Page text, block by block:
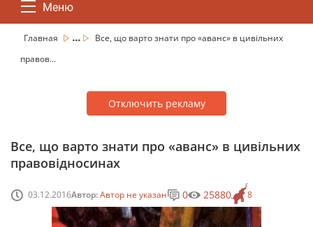
Меню
Главная ...
Все, що варто знати про «аванс» в цивільних
правов...
Отключить рекламу
Все, що варто знати про «аванс» в цивільних
правовідносинах
03.12.2016Автор:Автор не указан 8
0 25880